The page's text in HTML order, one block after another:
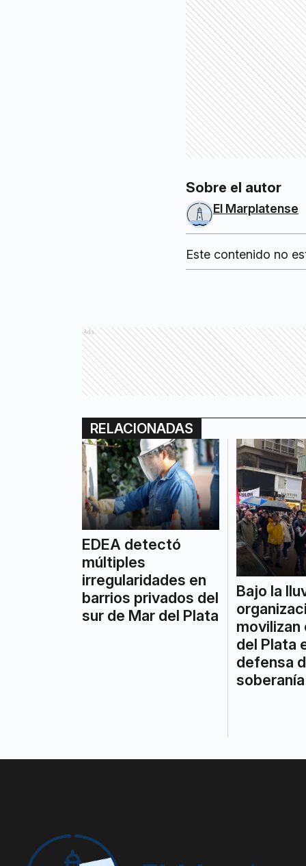
Sobre el autor
El Marplatense
Este contenido no
Ads
RELACIONADAS
EDEA detectó
múltiples
irregularidades en
barrios privados del
sur de Mar del Plata
Bajo la
movilizan
del Plata
defensa
soberanía